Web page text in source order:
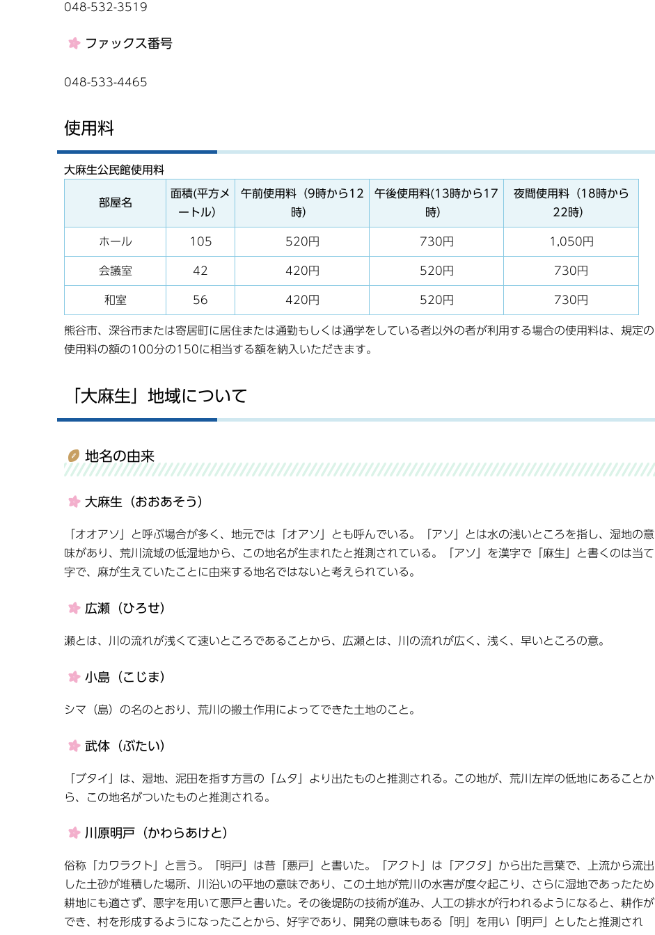
048-532-3519
ファックス番号
048-533-4465
使用料
大麻生公民館使用料
部屋名
面積(平方メ
ートル）
午前使用料（9時から12
時）
午後使用料(13時から17
時）
夜間使用料（18時から
22時）
ホール 105 520円 730円 1,050円
会議室 42 420円 520円 730円
和室 56 420円 520円 730円
熊谷市、深谷市または寄居町に居住または通勤もしくは通学をしている者以外の者が利用する場合の使用料は、規定の
使用料の額の100分の150に相当する額を納入いただきます。
「大麻生」地域について
地名の由来
大麻生（おおあそう）
「オオアソ」と呼ぶ場合が多く、地元では「オアソ」とも呼んでいる。「アソ」とは水の浅いところを指し、湿地の意
味があり、荒川流域の低湿地から、この地名が生まれたと推測されている。「アソ」を漢字で「麻生」と書くのは当て
字で、麻が生えていたことに由来する地名ではないと考えられている。
広瀬（ひろせ）
瀬とは、川の流れが浅くて速いところであることから、広瀬とは、川の流れが広く、浅く、早いところの意。
小島（こじま）
シマ（島）の名のとおり、荒川の搬土作用によってできた土地のこと。
武体（ぶたい）
「ブタイ」は、湿地、泥田を指す方言の「ムタ」より出たものと推測される。この地が、荒川左岸の低地にあることか
ら、この地名がついたものと推測される。
川原明戸（かわらあけと）
俗称「カワラクト」と言う。「明戸」は昔「悪戸」と書いた。「アクト」は「アクタ」から出た言葉で、上流から流出
した土砂が堆積した場所、川沿いの平地の意味であり、この土地が荒川の水害が度々起こり、さらに湿地であったため
耕地にも適さず、悪字を用いて悪戸と書いた。その後堤防の技術が進み、人工の排水が行われるようになると、耕作が
でき、村を形成するようになったことから、好字であり、開発の意味もある「明」を用い「明戸」としたと推測され